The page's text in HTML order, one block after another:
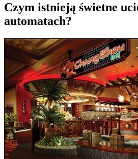
Czym istnieją świetne
automatach?